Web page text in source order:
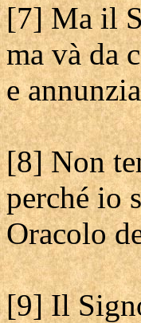
[7] Ma il
ma và da
e
[8] Non
perché io
Oracolo
[9] Il